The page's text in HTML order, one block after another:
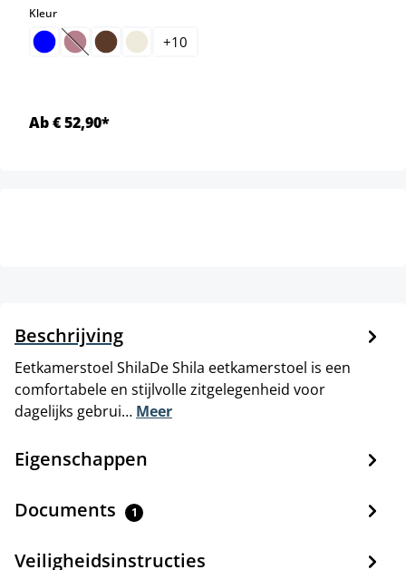
Kleurselect
(Deze optie is momenteel niet beschikbaar.)
+10
Ab € 52,90*
Beschrijving
Eetkamerstoel ShilaDe Shila eetkamerstoel is een
comfortabele en stijlvolle zitgelegenheid voor
dagelijks gebrui… Meer
Eigenschappen
Documents 1
Veiligheidsinstructies